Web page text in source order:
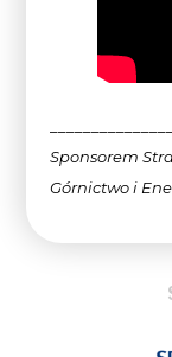
Sponsorem
Górnictwo i